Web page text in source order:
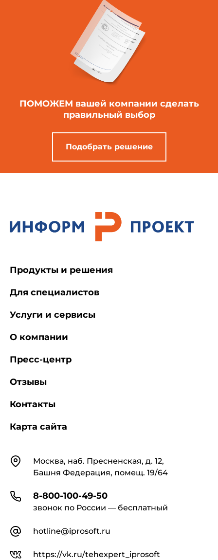
ПОМОЖЕМ вашей компании сделать
правильный выбор
Подобрать решение
КонтактыМосква, наб. Пресненская, д. 12,
Башня Федерация, помещ. 19/64
8-800-100-49-50
звонок по России — бесплатный
hotline@iprosoft.ru
https://vk.ru/tehexpert_iprosoft
Продукты и решения
Для специалистов
Услуги и сервисы
О компании
Пресс-центр
Отзывы
Контакты
Карта сайта